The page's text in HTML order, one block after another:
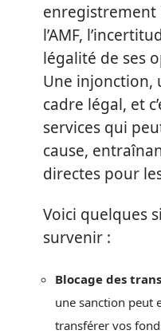
enregistrement
l’AMF,
légalité de ses
Une injonction,
cadre légal, et
services qui
cause,
directes pour
Voici quelques
survenir :
Blocage des
une sanction peut
transférer vos